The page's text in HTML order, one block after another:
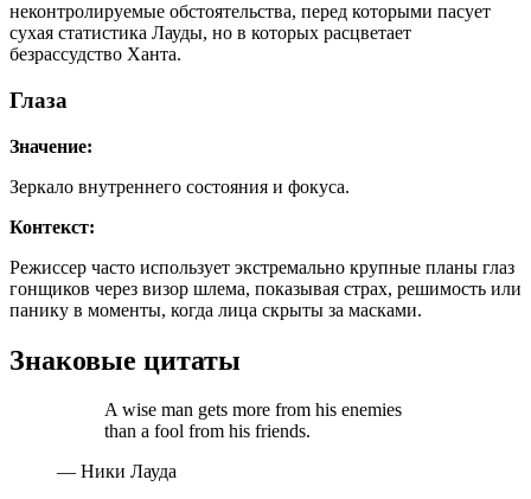
неконтролируемые обстоятельства, перед которыми пасует
сухая статистика Лауды, но в которых расцветает
безрассудство Ханта.
Глаза
Значение:
Зеркало внутреннего состояния и фокуса.
Контекст:
Режиссер часто использует экстремально крупные планы глаз
гонщиков через визор шлема, показывая страх, решимость или
панику в моменты, когда лица скрыты за масками.
Знаковые цитаты
A wise man gets more from his enemies
than a fool from his friends.
— Ники Лауда